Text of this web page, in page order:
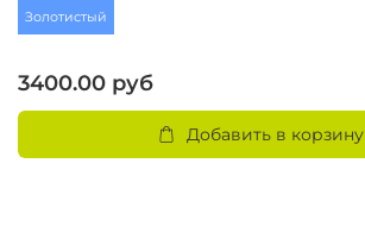
Золотистый
3400.00 руб
Добавить в корзину